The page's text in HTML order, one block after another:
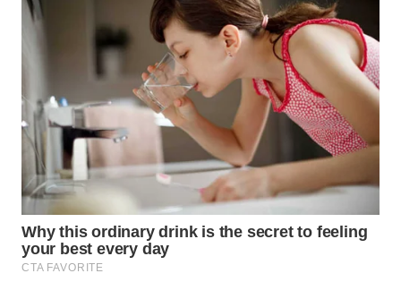
WN
INDRAMAYU
WN
KUNINGAN
WN
MAJALENGKA